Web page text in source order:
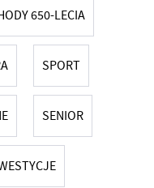
650-LECIA
SPORT
SENIOR